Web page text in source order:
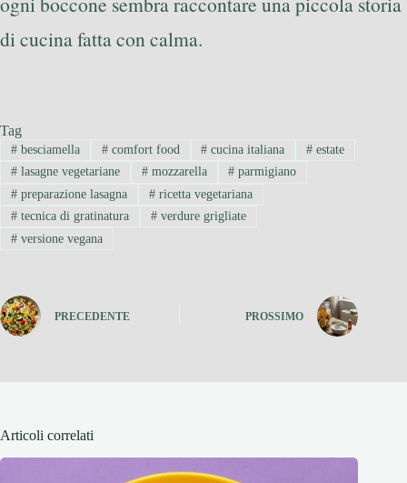
di cucina fatta con calma.
Tag
#besciamella #comfort food # cucina italiana # estate
#lasagne vegetariane #mozzarella # parmigiano
#preparazione lasagna #ricetta vegetariana
#tecnica di gratinatura #verdure grigliate
#versione vegana
PRECEDENTE PROSSIMO
Articoli correlati